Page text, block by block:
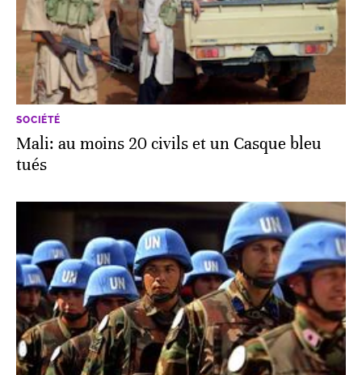
SOCIÉTÉ
Mali: au moins 20 civils et un Casque bleu
tués